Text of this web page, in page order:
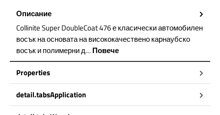
Описание
Collinite Super DoubleCoat 476 е класически автомобилен
восък на основата на висококачествено карнаубско
восък и полимерни д… Повече
Properties
detail.tabsApplication